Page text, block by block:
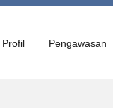
Profil Pengawasan